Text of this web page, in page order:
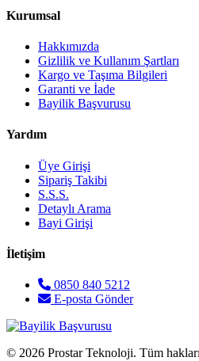
Kurumsal
Hakkımızda
Gizlilik ve Kullanım Şartları
Kargo ve Taşıma Bilgileri
Garanti ve İade
Bayilik Başvurusu
Yardım
Üye Girişi
Sipariş Takibi
S.S.S.
Detaylı Arama
Bayi Girişi
İletişim
0850 840 5212
E-posta Gönder
© 2026 Prostar Teknoloji. Tüm hakları